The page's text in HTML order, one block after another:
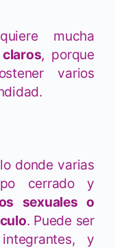
mucha
, porque
varios
donde varias
cerrado y
sexuales o
. Puede ser
y